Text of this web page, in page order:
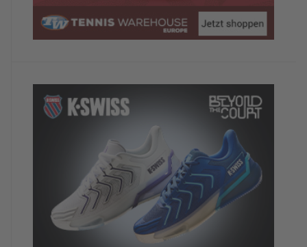
Wiederholungstäterin
TennisTraveller-News.